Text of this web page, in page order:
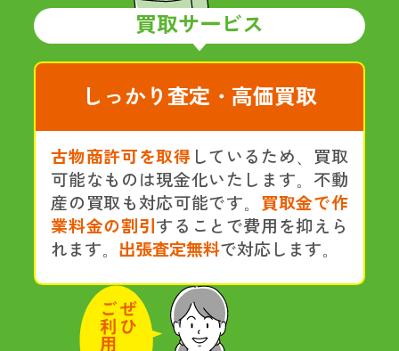
買取サービス
しっかり査定・高価買取
古物商許可を取得 しているため、買取
可能なものは現金化いたします。不動
産の買取も対応可能です。 買取金で作
業料金の割引 することで費用を抑えら
れます。 出張査定無料で対応します。